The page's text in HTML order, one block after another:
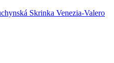
Skrinka Venezia-Valero